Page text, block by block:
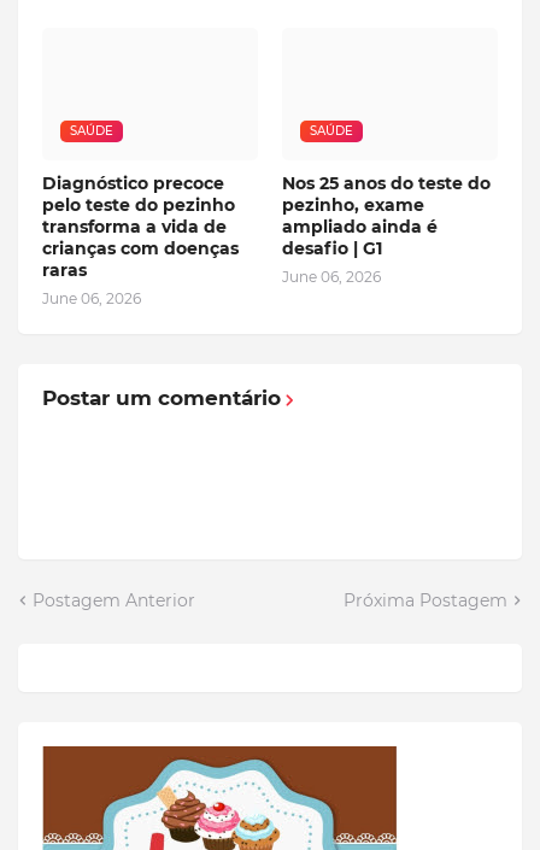
SAÚDE
Diagnóstico precoce
pelo teste do pezinho
transforma a vida de
crianças com doenças
raras
June 06, 2026
SAÚDE
Nos 25 anos do teste do
pezinho, exame
ampliado ainda é
desafio | G1
June 06, 2026
Postar um comentário
Postagem Anterior Próxima Postagem